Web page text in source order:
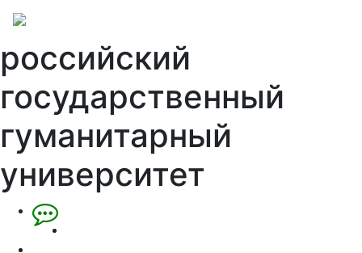
российский
государственный
гуманитарный
университет